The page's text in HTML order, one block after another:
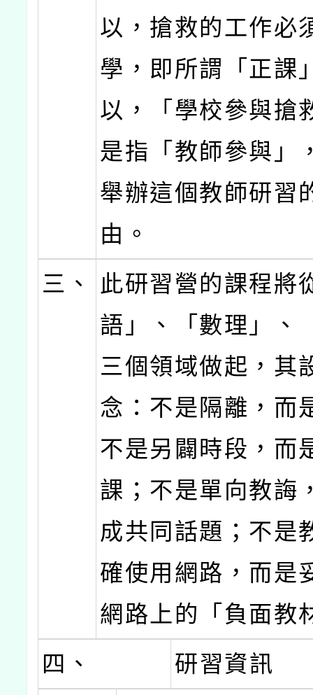
以，搶救的工作必
學，即所謂「正課
以，「學校參與搶
是指「教師參與」
舉辦這個教師研習
由。
三、
此研習營的課程將
語」、「數理」、
三個領域做起，其
念：不是隔離，而
不是另闢時段，而
課；不是單向教誨
成共同話題；不是
確使用網路，而是
網路上的「負面教
四、
研習資訊